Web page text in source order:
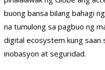
buong bansa bilang bahagi
na tumulong sa pagbuo ng
digital ecosystem kung saan
inobasyon at seguridad.